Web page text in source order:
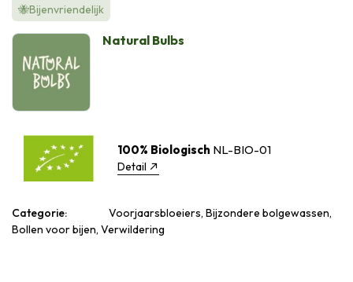
🐝Bijenvriendelijk
Natural Bulbs
100% Biologisch NL-BIO-01
Detail
Categorie:
Voorjaarsbloeiers, Bijzondere bolgewassen,
Bollen voor bijen, Verwildering